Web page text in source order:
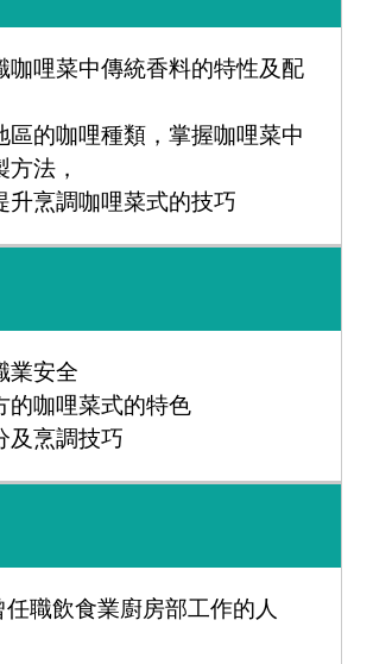
咖哩菜中傳統香料的特性及配
區的咖哩種類，掌握咖哩菜中
法，
升烹調咖哩菜式的技巧
業安全
的咖哩菜式的特色
及烹調技巧
職飲食業廚房部工作的人